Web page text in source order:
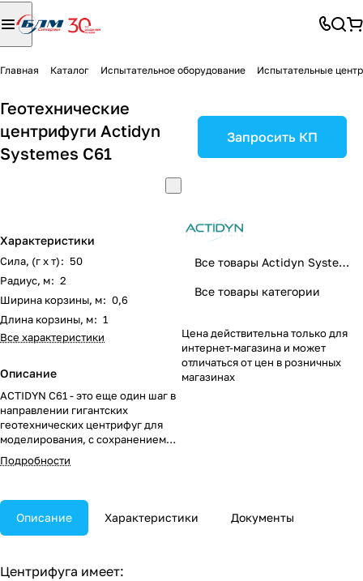
Главная Каталог Испытательное оборудование Испытательные
Геотехнические
центрифуги Actidyn
Systemes C61
Характеристики
Сила, (г х т): 50
Радиус, м: 2
Ширина корзины, м: 0,6
Длина корзины, м: 1
Все характеристики
Описание
ACTIDYN C61 - это еще один шаг в
направлении гигантских
геотехнических центрифуг для
моделирования, с сохранением
преимущества и универсальности
упрощенной подготовки и
запуску и минимальному
потреблению.
Подробности
Запросить КП
Все товары Actidyn Systemes
Все товары категории
Цена действительна только для
интернет-магазина и может
отличаться от цен в розничных
магазинах
Описание Характеристики Документы
Центрифуга имеет: